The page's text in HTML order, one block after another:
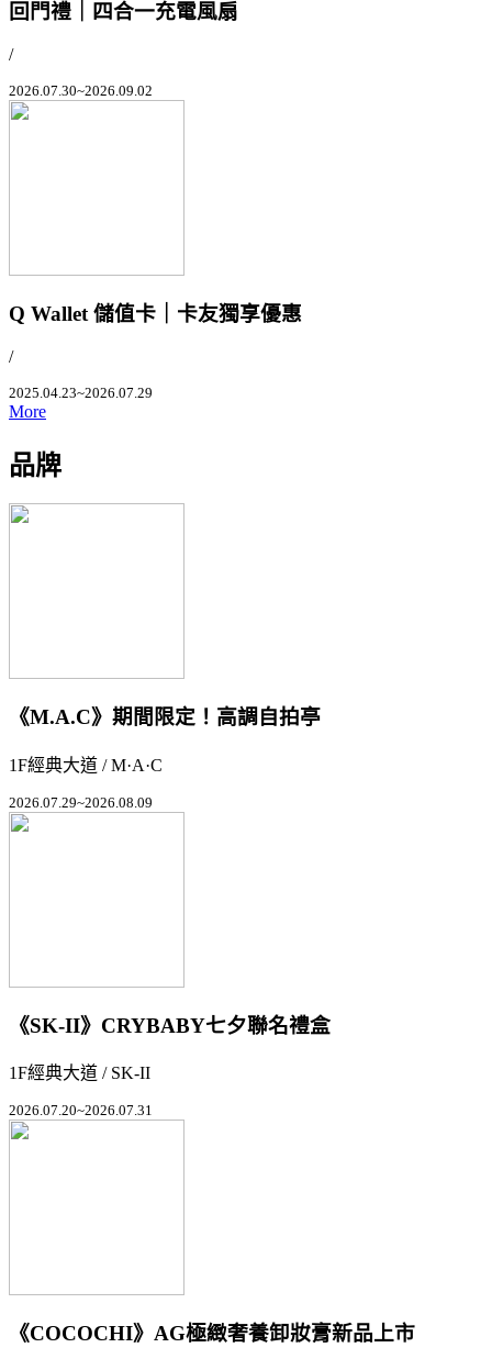
回門禮｜四合一充電風扇
/
2026.07.30~2026.09.02
Q Wallet 儲值卡｜卡友獨享優惠
/
2025.04.23~2026.07.29
More
品牌
《M.A.C》期間限定！高調自拍亭
1F經典大道 / M·A·C
2026.07.29~2026.08.09
《SK-II》CRYBABY七夕聯名禮盒
1F經典大道 / SK-II
2026.07.20~2026.07.31
《COCOCHI》AG極緻奢養卸妝膏新品上市